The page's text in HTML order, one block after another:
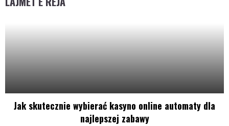
Jak skutecznie wybierać kasyno online automaty dla
najlepszej zabawy